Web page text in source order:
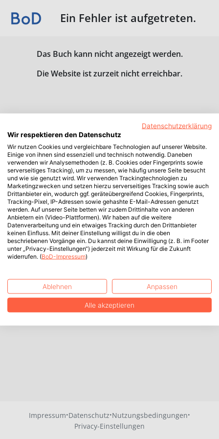
Ein Fehler ist aufgetreten.
Das Buch kann nicht angezeigt werden.
Die Website ist zurzeit nicht erreichbar.
Impressum·Datenschutz·Nutzungsbedingungen·
Privacy-Einstellungen
Datenschutzerklärung
Wir respektieren den Datenschutz
Wir nutzen Cookies und vergleichbare Technologien auf unserer Website.
Einige von ihnen sind essenziell und technisch notwendig. Daneben
verwenden wir Analysemethoden (z. B. Cookies oder Fingerprints sowie
serverseitiges Tracking), um zu messen, wie häufig unsere Seite besucht
und wie sie genutzt wird. Wir verwenden Trackingtechnologien zu
Marketingzwecken und setzen hierzu serverseitiges Tracking sowie auch
Drittanbieter ein, wodurch ggf. geräteübergreifend Cookies, Fingerprints,
Tracking-Pixel, IP-Adressen sowie gehashte E-Mail-Adressen genutzt
werden. Auf unserer Seite betten wir zudem Drittinhalte von anderen
Anbietern ein (Video-Plattformen). Wir haben auf die weitere
Datenverarbeitung und ein etwaiges Tracking durch den Drittanbieter
keinen Einfluss. Mit deiner Einstellung willigst du in die oben
beschriebenen Vorgänge ein. Du kannst deine Einwilligung (z. B. im Footer
unter „Privacy-Einstellungen“) jederzeit mit Wirkung für die Zukunft
widerrufen. (BoD-Impressum)
Ablehnen Anpassen
Alle akzeptieren